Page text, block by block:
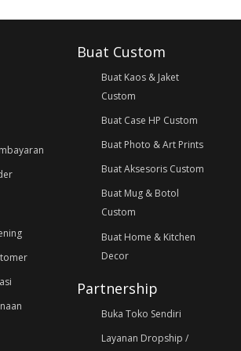
Buat Custom
Buat Kaos & Jaket
Custom
Buat Case HP Custom
Buat Photo & Art Prints
Buat Aksesoris Custom
Buat Mug & Botol
Custom
Buat Home & Kitchen
Decor
Partnership
Buka Toko Sendiri
Layanan Dropship /